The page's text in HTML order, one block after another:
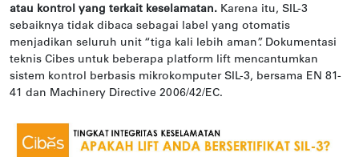
atau kontrol yang terkait keselamatan. Karena itu, SIL-3
sebaiknya tidak dibaca sebagai label yang otomatis
menjadikan seluruh unit “tiga kali lebih aman”. Dokumentasi
teknis Cibes untuk beberapa platform lift mencantumkan
sistem kontrol berbasis mikrokomputer SIL-3, bersama EN 81-
41 dan Machinery Directive 2006/42/EC.